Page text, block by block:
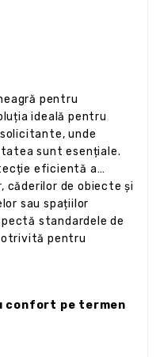
pentru
ideală pentru
unde
sunt esențiale.
eficientă a
căderilor de obiecte și
sau spațiilor
standardele de
pentru
confort pe termen